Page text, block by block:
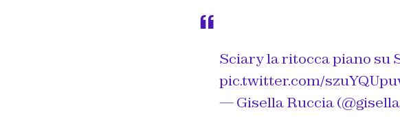
Sciary la ritocca piano su
pic.twitter.com/
— Gisella Ruccia